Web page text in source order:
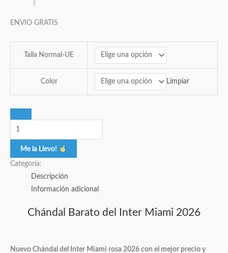
ENVIO GRATIS
Talla Normal-UE
Color Limpiar
Me la Llevo!
Categoría:
Descripción
Información adicional
Chándal Barato del Inter Miami 2026
Nuevo Chándal del Inter Miami rosa 2026 con el mejor precio y